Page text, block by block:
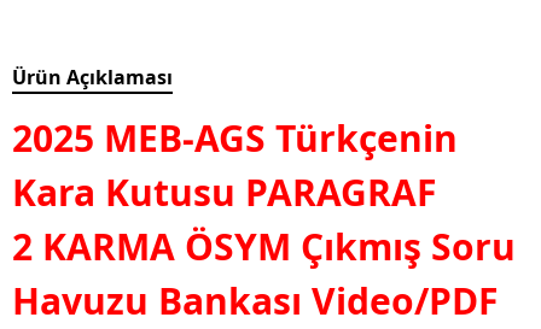
Ürün Açıklaması
2025 MEB-AGS Türkçenin
Kara Kutusu PARAGRAF
2 KARMA ÖSYM Çıkmış Soru
Havuzu Bankası Video/PDF